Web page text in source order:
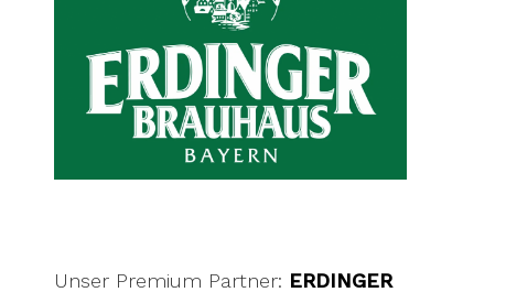
Unser Premium Partner: ERDINGER